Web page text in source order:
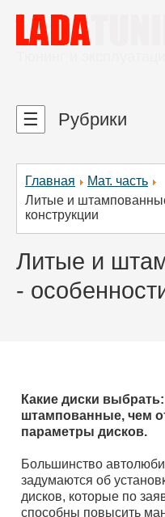
Главная
Мат. часть
Литые и
конструкции
Литые и
-
Какие диски
штампованные, чем
параметры дисков.
Большинство
задумаются об
дисков, которые по
способны повысить
☰ Рубрики